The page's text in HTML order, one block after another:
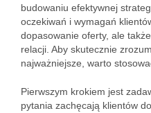
budowaniu efektywnej
oczekiwań i wymagań
dopasowanie oferty, ale
relacji. Aby skutecznie
najważniejsze, warto
Pierwszym krokiem jest
pytania zachęcają klientów